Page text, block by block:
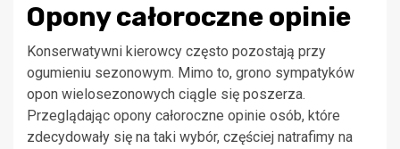
Opony całoroczne opinie
Konserwatywni kierowcy często pozostają przy
ogumieniu sezonowym. Mimo to, grono sympatyków
opon wielosezonowych ciągle się poszerza.
Przeglądając opony całoroczne opinie osób, które
zdecydowały się na taki wybór, częściej natrafimy na